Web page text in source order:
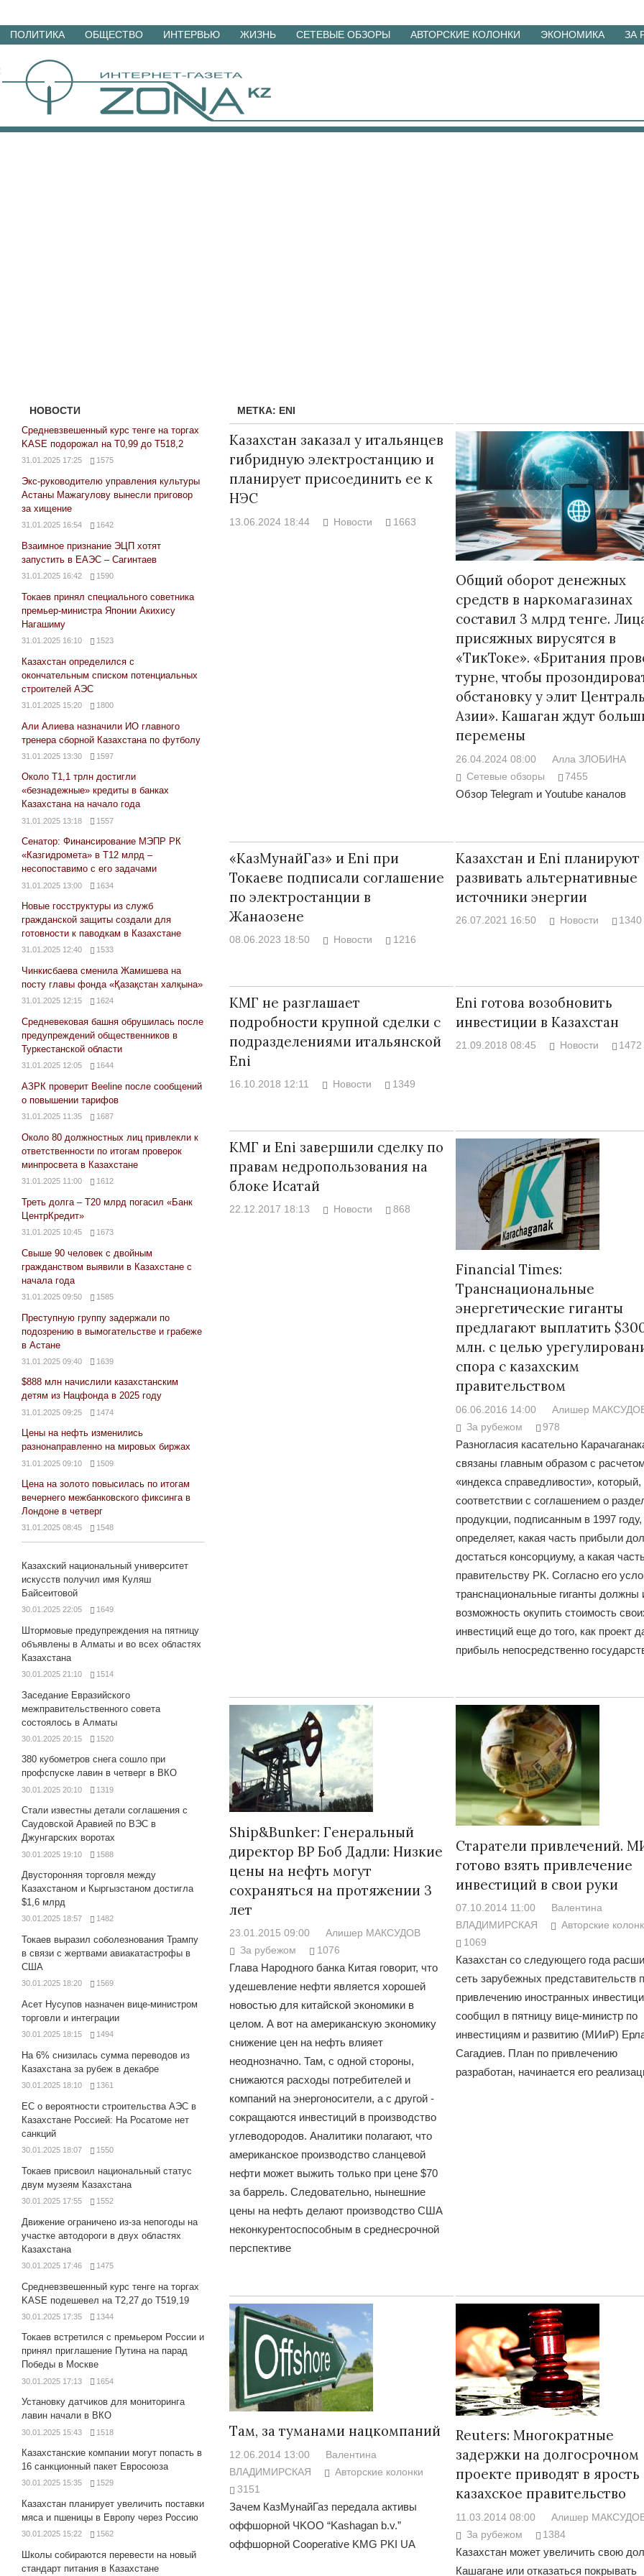
Перейти
материалам
ПОЛИТИКА ОБЩЕСТВО ИНТЕРВЬЮ ЖИЗНЬ СЕТЕВЫЕ ОБЗОРЫ АВТОРСКИЕ КОЛОНКИ ЭКОНОМИКА ЗА
МЕТКА: ENI
Казахстан заказал у итальянцев
гибридную электростанцию и
планирует присоединить ее к
НЭС
13.06.2024 18:44 Новости 1663
Общий оборот денежных
средств в наркомагазинах
составил 3 млрд тенге.
присяжных вирусятся в
«ТикТоке». «Британия
турне, чтобы
обстановку у элит
Азии». Кашаган ждут
перемены
26.04.2024 08:00
Алла ЗЛОБИНА
Сетевые обзоры
7455
Обзор Telegram и Youtube каналов
«КазМунайГаз» и Eni при
Токаеве подписали соглашение
по электростанции в
Жанаозене
08.06.2023 18:50 Новости 1216
Казахстан и Eni планируют
развивать альтернативные
источники энергии
26.07.2021 16:50 Новости 1340
КМГ не разглашает
подробности крупной сделки с
подразделениями итальянской
Eni
16.10.2018 12:11 Новости 1349
Eni готова возобновить
инвестиции в Казахстан
21.09.2018 08:45 Новости 1472
КМГ и Eni завершили сделку по
правам недропользования на
блоке Исатай
22.12.2017 18:13 Новости 868
Financial Times:
Транснациональные
энергетические гиганты
предлагают выплатить
млн. с целью
спора с казахским
правительством
06.06.2016 14:00
Алишер
За рубежом
978
Разногласия касательно
связаны главным образом с
«индекса справедливости», который,
соответствии с соглашением о
продукции, подписанным в 1997 году,
определяет, какая часть прибыли
достаться консорциуму, а какая
правительству РК. Согласно его
транснациональные гиганты должны
возможность окупить стоимость
инвестиций еще до того, как проект
прибыль непосредственно
Ship&Bunker: Генеральный
директор BP Боб Дадли: Низкие
цены на нефть могут
сохраняться на протяжении 3
лет
23.01.2015 09:00
Алишер МАКСУДОВ
За рубежом
1076
Глава Народного банка Китая говорит, что
удешевление нефти является хорошей
новостью для китайской экономики в
целом. А вот на американскую экономику
снижение цен на нефть влияет
неоднозначно. Там, с одной стороны,
снижаются расходы потребителей и
компаний на энергоносители, а с другой -
сокращаются инвестиций в производство
углеводородов. Аналитики полагают, что
американское производство сланцевой
нефти может выжить только при цене $70
за баррель. Следовательно, нынешние
цены на нефть делают производство США
неконкурентоспособным в среднесрочной
перспективе
Старатели привлечений.
готово взять привлечение
инвестиций в свои руки
07.10.2014 11:00
Валентина
ВЛАДИМИРСКАЯ
Авторские
1069
Казахстан со следующего года
сеть зарубежных представительств
привлечению иностранных
сообщил в пятницу вице-министр по
инвестициям и развитию (МИиР)
Сагадиев. План по привлечению
разработан, начинается его
Там, за туманами нацкомпаний
12.06.2014 13:00
Валентина
ВЛАДИМИРСКАЯ
Авторские колонки
3151
Зачем КазМунайГаз передала активы
оффшорной ЧKOO “Kashagan b.v.”
оффшорной Cooperative KMG PKI UA
Reuters: Многократные
задержки на долгосрочном
проекте приводят в ярость
казахское правительство
11.03.2014 08:00
Алишер
За рубежом
1384
Казахстан может увеличить свою
Кашагане или отказаться покрывать
НОВОСТИ
Средневзвешенный курс тенге на торгах
KASE подорожал на Т0,99 до Т518,2
31.01.2025 17:25 1575
Экс-руководителю управления культуры
Астаны Мажагулову вынесли приговор
за хищение
31.01.2025 16:54 1642
Взаимное признание ЭЦП хотят
запустить в ЕАЭС – Сагинтаев
31.01.2025 16:42 1590
Токаев принял специального советника
премьер-министра Японии Акихису
Нагашиму
31.01.2025 16:10 1523
Казахстан определился с
окончательным списком потенциальных
строителей АЭС
31.01.2025 15:20 1800
Али Алиева назначили ИО главного
тренера сборной Казахстана по футболу
31.01.2025 13:30 1597
Около Т1,1 трлн достигли
«безнадежные» кредиты в банках
Казахстана на начало года
31.01.2025 13:18 1557
Сенатор: Финансирование МЭПР РК
«Казгидромета» в Т12 млрд –
несопоставимо с его задачами
31.01.2025 13:00 1634
Новые госструктуры из служб
гражданской защиты создали для
готовности к паводкам в Казахстане
31.01.2025 12:40 1533
Чинкисбаева сменила Жамишева на
посту главы фонда «Қазақстан халқына»
31.01.2025 12:15 1624
Средневековая башня обрушилась после
предупреждений общественников в
Туркестанской области
31.01.2025 12:05 1644
АЗРК проверит Beeline после сообщений
о повышении тарифов
31.01.2025 11:35 1687
Около 80 должностных лиц привлекли к
ответственности по итогам проверок
минпросвета в Казахстане
31.01.2025 11:00 1612
Треть долга – Т20 млрд погасил «Банк
ЦентрКредит»
31.01.2025 10:45 1673
Свыше 90 человек с двойным
гражданством выявили в Казахстане с
начала года
31.01.2025 09:50 1585
Преступную группу задержали по
подозрению в вымогательстве и грабеже
в Астане
31.01.2025 09:40 1639
$888 млн начислили казахстанским
детям из Нацфонда в 2025 году
31.01.2025 09:25 1474
Цены на нефть изменились
разнонаправленно на мировых биржах
31.01.2025 09:10 1509
Цена на золото повысилась по итогам
вечернего межбанковского фиксинга в
Лондоне в четверг
31.01.2025 08:45 1548
Казахский национальный университет
искусств получил имя Куляш
Байсеитовой
30.01.2025 22:05 1649
Штормовые предупреждения на пятницу
объявлены в Алматы и во всех областях
Казахстана
30.01.2025 21:10 1514
Заседание Евразийского
межправительственного совета
состоялось в Алматы
30.01.2025 20:15 1520
380 кубометров снега сошло при
профспуске лавин в четверг в ВКО
30.01.2025 20:10 1319
Стали известны детали соглашения с
Саудовской Аравией по ВЭС в
Джунгарских воротах
30.01.2025 19:10 1588
Двусторонняя торговля между
Казахстаном и Кыргызстаном достигла
$1,6 млрд
30.01.2025 18:57 1482
Токаев выразил соболезнования Трампу
в связи с жертвами авиакатастрофы в
США
30.01.2025 18:20 1569
Асет Нусупов назначен вице-министром
торговли и интеграции
30.01.2025 18:15 1494
На 6% снизилась сумма переводов из
Казахстана за рубеж в декабре
30.01.2025 18:10 1361
ЕС о вероятности строительства АЭС в
Казахстане Россией: На Росатоме нет
санкций
30.01.2025 18:07 1550
Токаев присвоил национальный статус
двум музеям Казахстана
30.01.2025 17:55 1552
Движение ограничено из-за непогоды на
участке автодороги в двух областях
Казахстана
30.01.2025 17:46 1475
Средневзвешенный курс тенге на торгах
KASE подешевел на Т2,27 до Т519,19
30.01.2025 17:35 1344
Токаев встретился с премьером России и
принял приглашение Путина на парад
Победы в Москве
30.01.2025 17:13 1654
Установку датчиков для мониторинга
лавин начали в ВКО
30.01.2025 15:43 1518
Казахстанские компании могут попасть в
16 санкционный пакет Евросоюза
30.01.2025 15:35 1529
Казахстан планирует увеличить поставки
мяса и пшеницы в Европу через Россию
30.01.2025 15:22 1562
Школы собираются перевести на новый
стандарт питания в Казахстане
Народ выбрал свет
Странная
мошенниками
30.10.2024
Война Миров.
Сороса